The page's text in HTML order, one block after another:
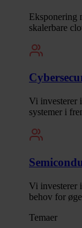
Eksponering
skalerbare
Vi investerer
systemer i
Vi investerer
behov for
Temaer